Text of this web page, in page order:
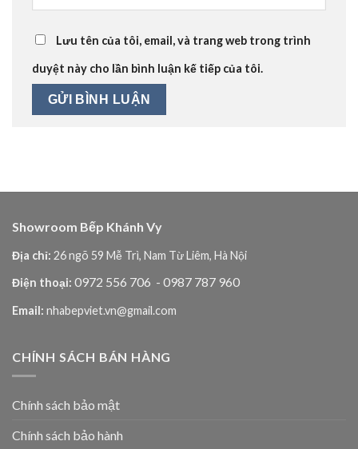
Lưu tên của tôi, email, và trang web trong trình
duyệt này cho lần bình luận kế tiếp của tôi.
Showroom Bếp Khánh Vy
Địa chỉ: 26 ngõ 59 Mễ Trì, Nam Từ Liêm, Hà Nội
Điện thoại: 0972 556 706 - 0987 787 960
Email: nhabepviet.vn@gmail.com
CHÍNH SÁCH BÁN HÀNG
Chính sách bảo mật
Chính sách bảo hành